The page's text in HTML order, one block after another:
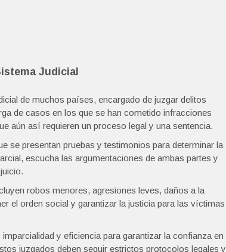
Judicial
de muchos países, encargado de juzgar delitos
de casos en los que se han cometido infracciones
aún así requieren un proceso legal y una sentencia.
se presentan pruebas y testimonios para determinar la
escucha las argumentaciones de ambas partes y
robos menores, agresiones leves, daños a la
el orden social y garantizar la justicia para las víctimas
y eficiencia para garantizar la confianza en
juzgados deben seguir estrictos protocolos legales y